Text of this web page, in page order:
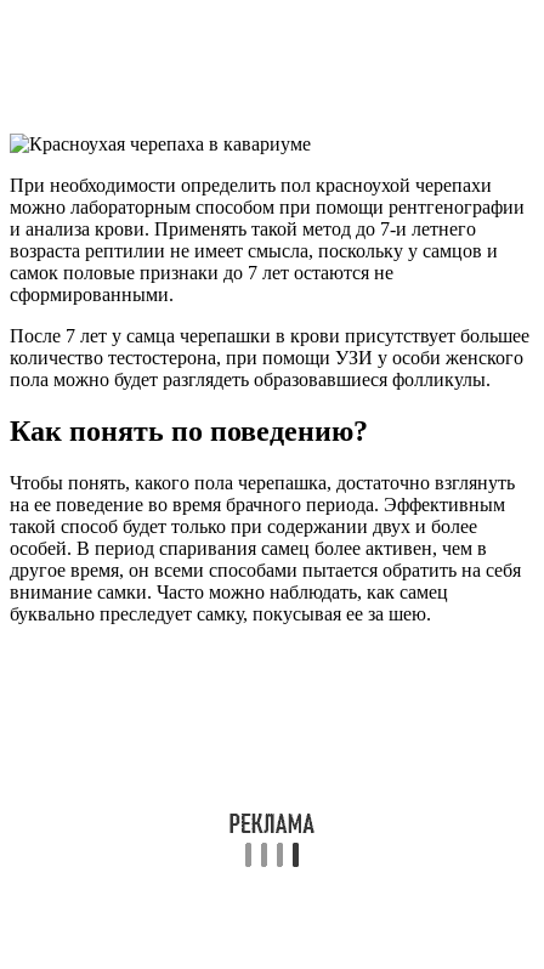
При необходимости определить пол красноухой черепахи
можно лабораторным способом при помощи рентгенографии
и анализа крови. Применять такой метод до 7-и летнего
возраста рептилии не имеет смысла, поскольку у самцов и
самок половые признаки до 7 лет остаются не
сформированными.
После 7 лет у самца черепашки в крови присутствует большее
количество тестостерона, при помощи УЗИ у особи женского
пола можно будет разглядеть образовавшиеся фолликулы.
Как понять по поведению?
Чтобы понять, какого пола черепашка, достаточно взглянуть
на ее поведение во время брачного периода. Эффективным
такой способ будет только при содержании двух и более
особей. В период спаривания самец более активен, чем в
другое время, он всеми способами пытается обратить на себя
внимание самки. Часто можно наблюдать, как самец
буквально преследует самку, покусывая ее за шею.